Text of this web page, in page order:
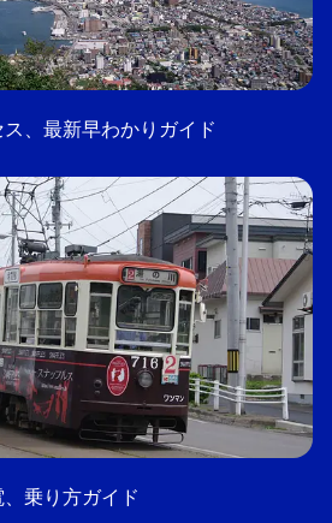
、最新早わかりガイド
乗り方ガイド